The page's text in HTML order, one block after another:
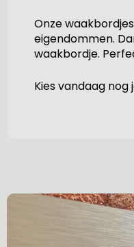
Onze
eigendommen.
waakbordje.
Kies vandaag